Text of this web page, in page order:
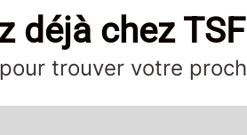
déjà chez
trouver votre